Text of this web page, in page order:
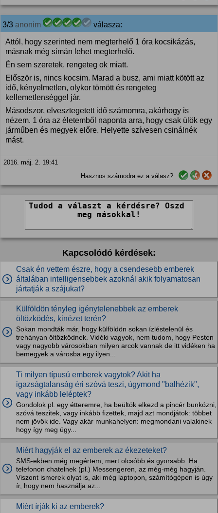
3/3 anonim válasza:
Attól, hogy szerinted nem megterhelő 1 óra kocsikázás,
másnak még simán lehet megterhelő.
Én sem szeretek, rengeteg ok miatt.
Először is, nincs kocsim. Marad a busz, ami miatt kötött az
idő, kényelmetlen, olykor tömött és rengeteg
kellemetlenséggel jár.
Másodszor, elvesztegetett idő számomra, akárhogy is
nézem. 1 óra az életemből naponta arra, hogy csak ülök egy
járműben és megyek előre. Helyette szívesen csinálnék
mást.
2016. máj. 2. 19:41
Hasznos számodra ez a válasz?
Kapcsolódó kérdések:
Csak én vettem észre, hogy a csendesebb emberek
általában intelligensebbek azoknál akik folyamatosan
jártatják a szájukat?
Külföldön tényleg igénytelenebbek az emberek
öltözködés, kinézet terén?
Sokan mondták már, hogy külföldön sokan ízléstelenül és
trehányan öltözködnek. Vidéki vagyok, nem tudom, hogy Pesten
vagy nagyobb városokban milyen arcok vannak de itt vidéken ha
bemegyek a városba egy ilyen...
Ti milyen típusú emberek vagytok? Akit ha
igazságtalanság éri szóvá teszi, úgymond "balhézik",
vagy inkább leléptek?
Gondolok pl. egy étteremre, ha beültök elkezd a pincér bunkózni,
szóvá teszitek, vagy inkább fizettek, majd azt mondjátok: többet
nem jövök ide. Vagy akár munkahelyen: megmondani valakinek
hogy így meg úgy...
Miért hagyják el az emberek az ékezeteket?
SMS-ekben még megértem, mert olcsóbb és gyorsabb. Ha
telefonon chatelnek (pl.) Messengeren, az még-még hagyján.
Viszont ismerek olyat is, aki még laptopon, számítógépen is úgy
ír, hogy nem használja az...
Miért írják ki az emberek?